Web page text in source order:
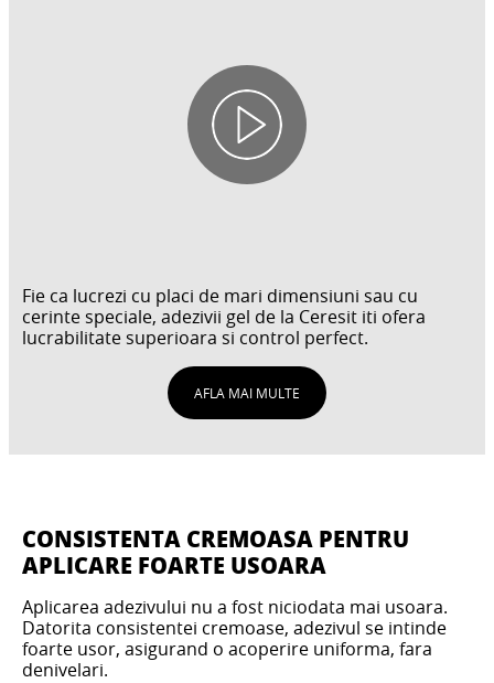
Fie ca lucrezi cu placi de mari dimensiuni sau cu
cerinte speciale, adezivii gel de la Ceresit iti ofera
lucrabilitate superioara si control perfect.
AFLA MAI MULTE
CONSISTENTA CREMOASA PENTRU
APLICARE FOARTE USOARA
Aplicarea adezivului nu a fost niciodata mai usoara.
Datorita consistentei cremoase, adezivul se intinde
foarte usor, asigurand o acoperire uniforma, fara
denivelari.